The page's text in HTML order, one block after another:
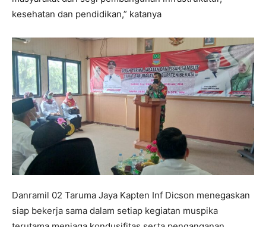
kesehatan dan pendidikan,” katanya
Danramil 02 Taruma Jaya Kapten Inf Dicson menegaskan
siap bekerja sama dalam setiap kegiatan muspika